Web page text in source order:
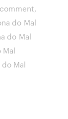
do Mal
do Mal
Mal
Mal